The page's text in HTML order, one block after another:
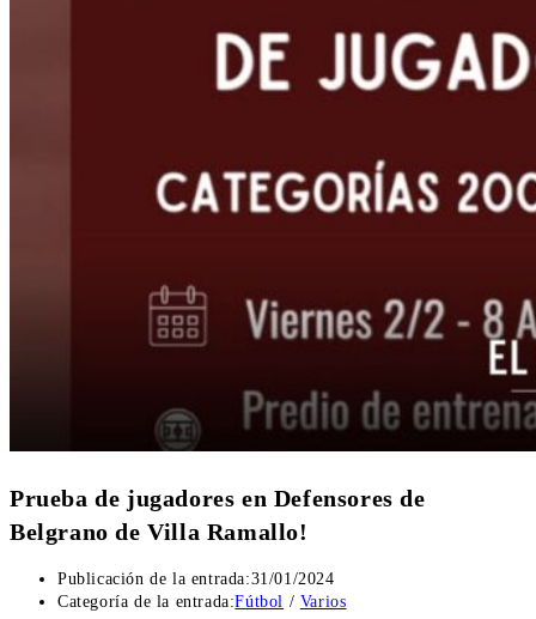
Prueba de jugadores en Defensores de
Belgrano de Villa Ramallo!
Publicación de la entrada:31/01/2024
Categoría de la entrada:Fútbol / Varios